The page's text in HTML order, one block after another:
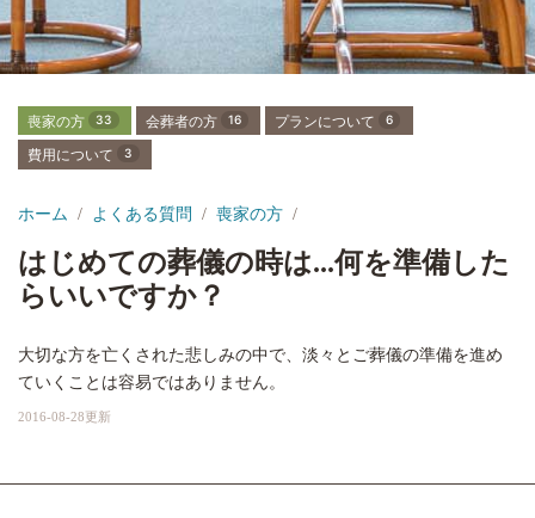
喪家の方 33 会葬者の方 16 プランについて 6
費用について 3
ホーム よくある質問 喪家の方
はじめての葬儀の時は...何を準備した
らいいですか？
大切な方を亡くされた悲しみの中で、淡々とご葬儀の準備を進め
ていくことは容易ではありません。
2016-08-28更新